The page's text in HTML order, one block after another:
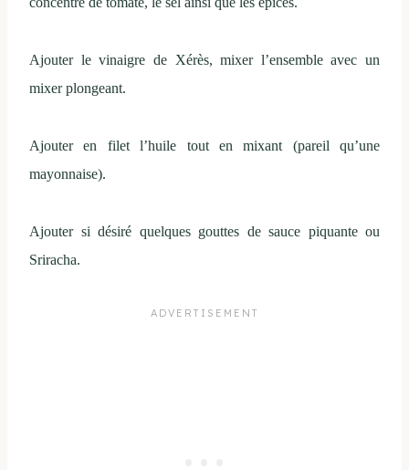
Ajouter le vinaigre de Xérès, mixer l’ensemble avec un
mixer plongeant.
Ajouter en filet l’huile tout en mixant (pareil qu’une
mayonnaise).
Ajouter si désiré quelques gouttes de sauce piquante ou
Sriracha.